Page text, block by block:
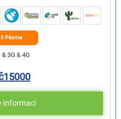
3 Pásma
& 3G & 4G
15000
informací